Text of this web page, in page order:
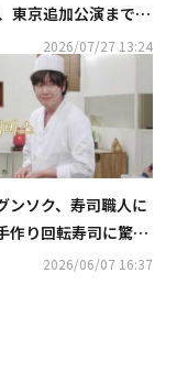
東京追加公演まで完
HのZepp Haneda公
2026/07/27 13:24
ンソク、寿司職人に
作り回転寿司に驚き
2026/06/07 16:37